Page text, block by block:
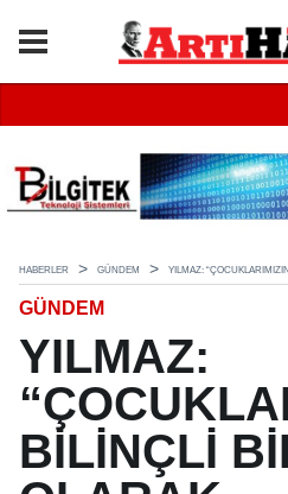
HABERLER GÜNDEM YILMAZ:
GÜNDEM
YILMAZ:
BİLİNÇLİ